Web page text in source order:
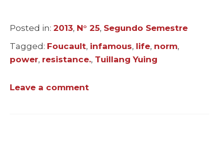
Posted in: Categories
2013, N° 25, Segundo Semestre
Tagged: Tags
Foucault, infamous, life, norm,
power, resistance., Tuillang Yuing
Leave a comment